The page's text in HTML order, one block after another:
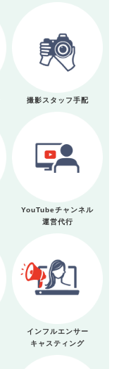
撮影スタッフ手配
YouTubeチャンネル
運営代行
インフルエンサー
キャスティング